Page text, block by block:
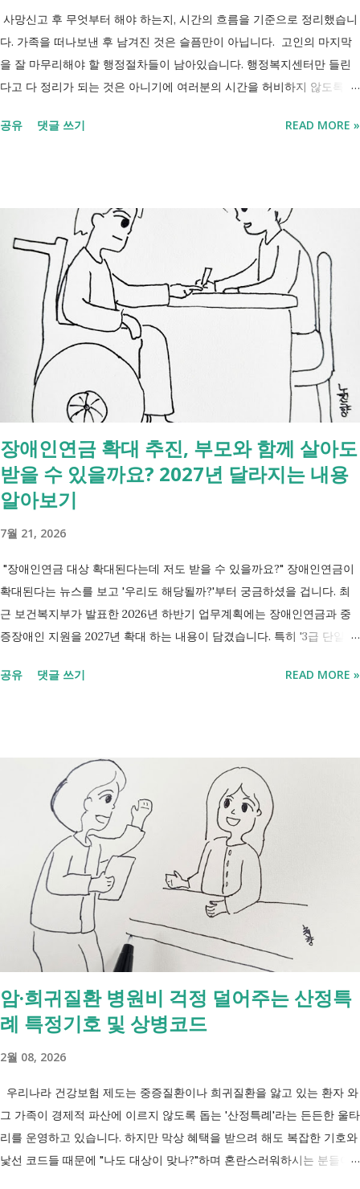
사망신고 후 무엇부터 해야 하는지, 시간의 흐름을 기준으로 정리했습니
다. 가족을 떠나보낸 후 남겨진 것은 슬픔만이 아닙니다. 고인의 마지막
을 잘 마무리해야 할 행정절차들이 남아있습니다. 행정복지센터만 들린
다고 다 정리가 되는 것은 아니기에 여러분의 시간을 허비하지 않도록 정
처리까지 이 흐름만 따라가시면 됩니다. 장례 후 행정 절차 타임라인 장
모든 절차를 대신 처리해주지는 않습니다. 행정복지센터에서는 - 금융재
산, 부동산, 세금, 연금 등 '조회' 신청할 수 있습니다. 나머지는 직접 해야
합니다. - 상속포기 또는 한정승인 법원 - 상속세, 취득세 신고 세무서, 시
군구청 - 예금 인출, 보험금 청구 은행, 보험사 사망신고 당일에 끝낼 수
있는 건 '신청까지', 처리는 2주 후 부터입니다. [조회되는 것 vs 안되는
것] 구분 조회 가능 조회 불가 금융 은행, 보험, 증권 사금융, 개인 간 거래
세금 국세, 지방세 - 자산 부동산, 자동차 해외 자산, 현금 기타 연금 사업
상 채무, 구독 [함께보면 좋은 링크] - 부모님 사망 후 ...
공유 댓글 쓰기 READ MORE »
장애인연금 확대 추진, 부모와 함께 살아도
받을 수 있을까요? 2027년 달라지는 내용
알아보기
7월 21, 2026
"장애인연금 대상 확대된다는데 저도 받을 수 있을까요?" 장애인연금이
확대된다는 뉴스를 보고 '우리도 해당될까?'부터 궁금하셨을 겁니다. 최
근 보건복지부가 발표한 2026년 하반기 업무계획에는 장애인연금과 중
증장애인 지원을 2027년 확대 하는 내용이 담겼습니다. 특히 '3급 단일장
포함되면서 많은 분들이 관심을 갖고 있습니다. 이번 글에서는 장애인과
일 발표된 보건복지부 업무계획에 담긴 내용은 무엇인가요? 2027년 보건
복지부의 업무계획에 담긴 장애인관련은 어떤 내용이 있는지 살펴보겠습
니다. 정부 업무계획 내용 추진 시기 3급 단일장애까지 장애인연금 지급
2027년 중증장애인 생계급여 부양의무자 기준 폐지 2027년 하반기 활동
지원서비스 65세 이후 선택권 보장 2027년 7월 최중증 발달장애인 24시
간 긴급돌봄 확대 확대 추진 장애인 공공일자리 지속 확대 계속 추진 ※
업무계획에 담긴 내용으로, 법 개정과 예산 반영 등을 거쳐 시행될 예정
입니다. 부모와 함께 살아도 장애인연금을 받을 수 있을까요? 이번 보건
복지부 업무계획이 발표된 뒤 많은 분들이 질문하셨습니다. "부모와 같이
살면 장애인연금을 받을 수 없나요?" "혼자 살아야만 받을 수 있는 건가
요?" 결론부터 말씀드리면 부모와 함께 거주한다는 이유만으로 장애인연
금을 받을 수 없는 것은 아닙니다. 많은 분들이 이번 업무계획에 포함된
로 생각하기 쉽지만, 두 제도는 지급 기준이 서로 다릅니다. 구분 장애인
연금 생계급여 목적 장애로 인한 ...
공유 댓글 쓰기 READ MORE »
암·희귀질환 병원비 걱정 덜어주는 산정특
례 특정기호 및 상병코드
2월 08, 2026
우리나라 건강보험 제도는 중증질환이나 희귀질환을 앓고 있는 환자 와
그 가족이 경제적 파산에 이르지 않도록 돕는 '산정특례'라는 든든한 울타
리를 운영하고 있습니다. 하지만 막상 혜택을 받으려 해도 복잡한 기호와
낯선 코드들 때문에 "나도 대상이 맞나?"하며 혼란스러워하시는 분들이